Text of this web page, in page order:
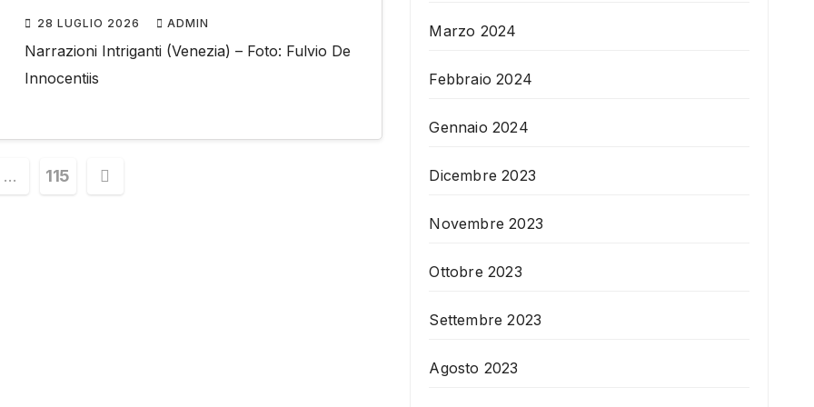
28 LUGLIO 2026 ADMIN
Narrazioni Intriganti (Venezia) – Foto: Fulvio De
Innocentiis
… 115
Marzo 2024
Febbraio 2024
Gennaio 2024
Dicembre 2023
Novembre 2023
Ottobre 2023
Settembre 2023
Agosto 2023